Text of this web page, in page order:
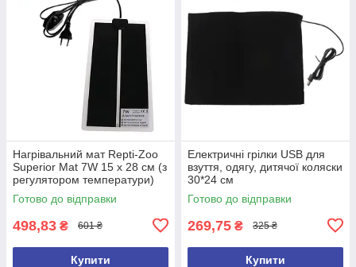
Нагрівальний мат Repti-Zoo
Superior Mat 7W 15 x 28 см (з
регулятором температури)
Готово до відправки
498,83 ₴ 601 ₴
Купити
Електричні грілки USB для
взуття, одягу, дитячої коляски
30*24 см
Готово до відправки
269,75 ₴ 325 ₴
Купити